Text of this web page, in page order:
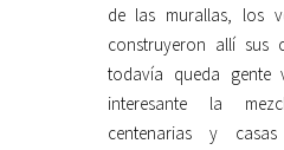
de las murallas, los
construyeron allí sus
todavía queda gente
interesante la
centenarias y